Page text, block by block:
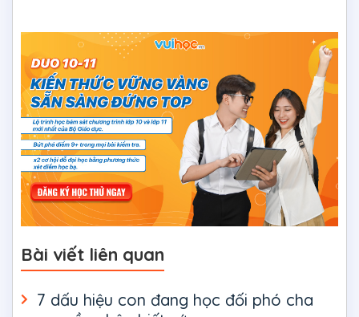
Bài viết liên quan
7 dấu hiệu con đang học đối phó cha